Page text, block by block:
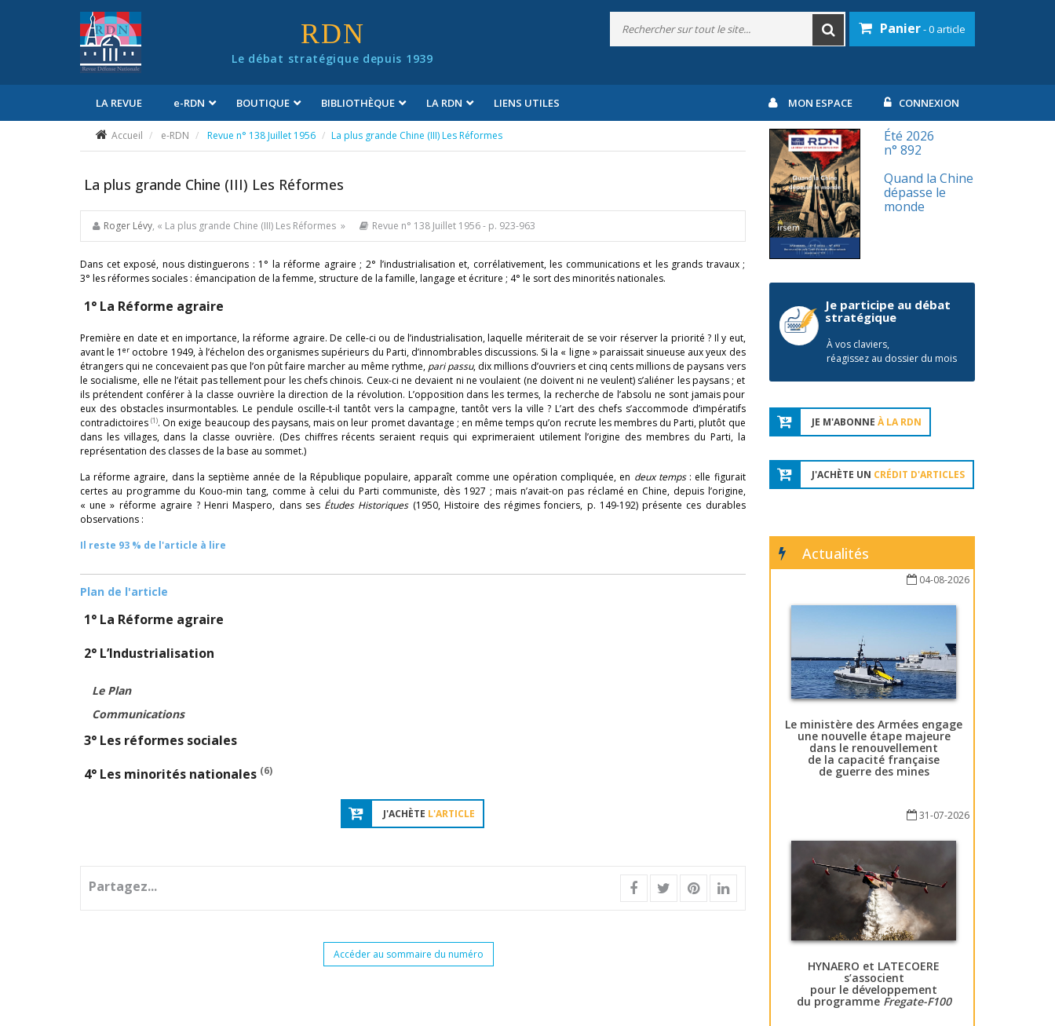
RDN
Le débat stratégique depuis 1939
Panier- 0 article
LA REVUE e-RDN BOUTIQUE BIBLIOTHÈQUE LA RDN LIENS UTILES MON ESPACE CONNEXION
Accueil e-RDN Revue n° 138 Juillet 1956 La plus grande Chine (III) Les Réformes
La plus grande Chine (III) Les Réformes
Roger Lévy, « La plus grande Chine (III) Les Réformes » Revue n° 138 Juillet 1956- p. 923-963
Dans cet exposé, nous distinguerons : 1° la réforme agraire ; 2° l’industrialisation et, corrélativement, les communications et les grands travaux ;
3° les réformes sociales : émancipation de la femme, structure de la famille, langage et écriture ; 4° le sort des minorités nationales.
1° La Réforme agraire
Première en date et en importance, la réforme agraire. De celle-ci ou de l’industrialisation, laquelle mériterait de se voir réserver la priorité ? Il y eut,
avant le 1er octobre 1949, à l’échelon des organismes supérieurs du Parti, d’innombrables discussions. Si la « ligne » paraissait sinueuse aux yeux des
étrangers qui ne concevaient pas que l’on pût faire marcher au même rythme, pari passu, dix millions d’ouvriers et cinq cents millions de paysans vers
le socialisme, elle ne l’était pas tellement pour les chefs chinois. Ceux-ci ne devaient ni ne voulaient (ne doivent ni ne veulent) s’aliéner les paysans ; et
ils prétendent conférer à la classe ouvrière la direction de la révolution. L’opposition dans les termes, la recherche de l’absolu ne sont jamais pour
eux des obstacles insurmontables. Le pendule oscille-t-il tantôt vers la campagne, tantôt vers la ville ? L’art des chefs s’accommode d’impératifs
contradictoires(1). On exige beaucoup des paysans, mais on leur promet davantage ; en même temps qu’on recrute les membres du Parti, plutôt que
dans les villages, dans la classe ouvrière. (Des chiffres récents seraient requis qui exprimeraient utilement l’origine des membres du Parti, la
représentation des classes de la base au sommet.)
La réforme agraire, dans la septième année de la République populaire, apparaît comme une opération compliquée, en deux temps : elle figurait
certes au programme du Kouo-min tang, comme à celui du Parti communiste, dès 1927 ; mais n’avait-on pas réclamé en Chine, depuis l’origine,
« une » réforme agraire ? Henri Maspero, dans ses Études Historiques (1950, Histoire des régimes fonciers, p. 149-192) présente ces durables
observations :
Il reste 93 % de l'article à lire
Plan de l'article
1° La Réforme agraire
2° L’Industrialisation
Le Plan
Communications
3° Les réformes sociales
4° Les minorités nationales (6)
J'ACHÈTE L'ARTICLE
Partagez...
Accéder au sommaire du numéro
Été 2026
n° 892
Quand la Chine
dépasse le
monde
Je participe au débat
stratégique
À vos claviers,
réagissez au dossier du mois
JE M'ABONNE À LA RDN
J'ACHÈTE UN CRÉDIT D'ARTICLES
Actualités
04-08-2026
Le ministère des Armées engage
une nouvelle étape majeure
dans le renouvellement
de la capacité française
de guerre des mines
31-07-2026
HYNAERO et LATECOERE
s’associent
pour le développement
du programme Fregate-F100